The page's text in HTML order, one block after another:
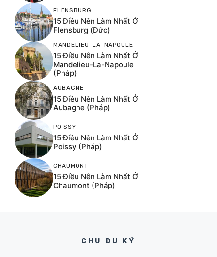
FLENSBURG
15 Điều Nên Làm Nhất Ở
Flensburg (Đức)
MANDELIEU-LA-NAPOULE
15 Điều Nên Làm Nhất Ở
Mandelieu-La-Napoule
(Pháp)
AUBAGNE
15 Điều Nên Làm Nhất Ở
Aubagne (Pháp)
POISSY
15 Điều Nên Làm Nhất Ở
Poissy (Pháp)
CHAUMONT
15 Điều Nên Làm Nhất Ở
Chaumont (Pháp)
CHU DU KÝ